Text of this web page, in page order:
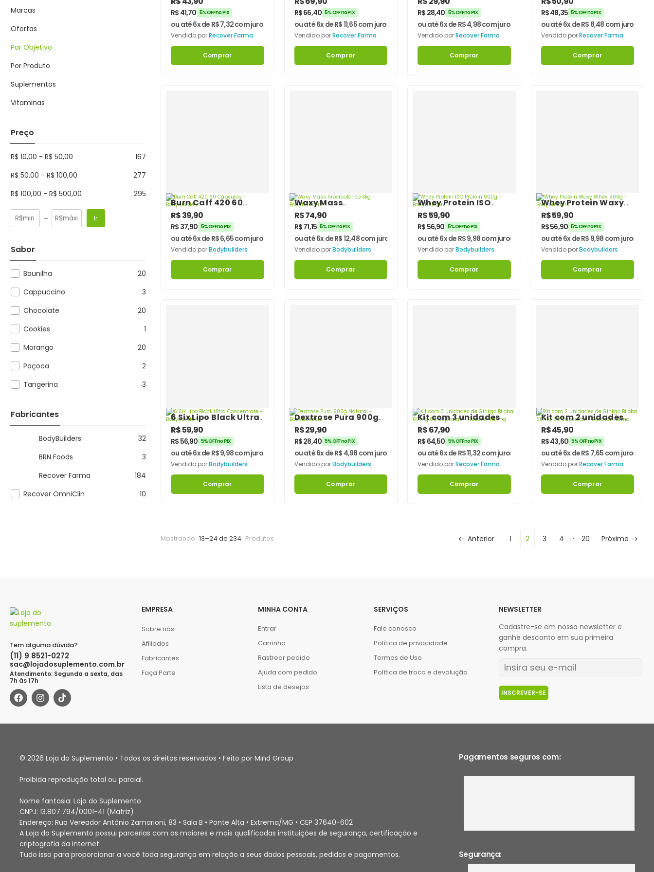
Marcas
Ofertas
Por Objetivo
Por Produto
Suplementos
Vitaminas
Preço
R$ 10,00 - R$ 50,00
167
R$ 50,00 - R$ 100,00
277
R$ 100,00 - R$ 500,00 295
Ir
Sabor
Baunilha
20
Cappuccino
3
Chocolate
20
Cookies
1
Morango
20
Paçoca
2
Tangerina
3
Fabricantes
BodyBuilders
32
BRN Foods
3
Recover Farma
184
Recover OmniClin
10
Recover Farma
R$ 41,70 5% OFF no PIX
ou até 6x de R$7,32com juros
Vendido porRecover Farma
Comprar
Q10 100mg 60
Cápsulas
R$66,40 5% OFF no PIX
ou até 6x deR$11,65com juros
Vendido por Recover Farma
Comprar
mcg) 60 Cápsulas –
Recover Farma
R$ 28,40 5% OFF no PIX
ou até 6x de R$4,98com juros
Vendido porRecover Farma
Comprar
Cromo + 5-HTP 120
Cápsulas – Recover
Farma
R$48,35 5% OFF no PIX
ou até 6x deR$ 8,48 com juros
Vendido por Recover Farma
Comprar
Burn Caff 420 60
Cápsulas –
Bodybuilders
R$39,90
R$ 37,90 5% OFF no PIX
ou até 6x de R$6,65com juros
Vendido porBodybuilders
Comprar
Waxy Mass
Hipercalórico 3kg –
Bodybuilders
R$74,90
R$71,15 5% OFF no PIX
ou até 6x deR$12,48com juros
Vendido por Bodybuilders
Comprar
Whey Protein ISO
Protein 900g –
Bodybuilders
R$59,90
R$ 56,90 5% OFF no PIX
ou até 6x de R$9,98com juros
Vendido porBodybuilders
Comprar
Whey Protein Waxy
Whey 900g –
Bodybuilders
R$59,90
R$56,90 5% OFF no PIX
ou até 6x deR$ 9,98 com juros
Vendido por Bodybuilders
Comprar
6 Six Lipo Black Ultra
Concentrate –
Bodybuilders
R$59,90
R$ 56,90 5% OFF no PIX
ou até 6x de R$9,98com juros
Vendido porBodybuilders
Comprar
Dextrose Pura 900g
Natural –
Bodybuilders
R$29,90
R$28,40 5% OFF no PIX
ou até 6x deR$ 4,98 com juros
Vendido por Bodybuilders
Comprar
Kit com 3 unidades
de Ginkgo Biloba
60mg 60 Cápsulas –
Recover Farma
R$67,90
R$ 64,50 5% OFF no PIX
ou até 6x de R$11,32com juros
Vendido porRecover Farma
Comprar
Kit com 2 unidades
de Ginkgo Biloba
60mg 60 Cápsulas –
Recover Farma
R$45,90
R$43,60 5% OFF no PIX
ou até 6x deR$ 7,65 com juros
Vendido por Recover Farma
Comprar
Mostrando 13–24 de 234 Produtos Anterior 1 2 3 4 … 20 Próximo
Tem alguma dúvida?
(11) 9 8521-0272
sac@lojadosuplemento.com.br
Atendimento: Segunda a sexta, das
7h às 17h
EMPRESA
Sobre nós
Afiliados
Fabricantes
Faça Parte
MINHA CONTA
Entrar
Carrinho
Rastrear pedido
Ajuda com pedido
Lista de desejos
SERVIÇOS
Fale conosco
Política de privacidade
Termos de Uso
Política de troca e devolução
NEWSLETTER
Cadastre-se em nossa newsletter e
ganhe desconto em sua primeira
compra.
INSCREVER-SE
© 2026 Loja do Suplemento • Todos os direitos reservados • Feito por Mind Group
Proibida reprodução total ou parcial.
Nome fantasia: Loja do Suplemento
CNPJ: 13.807.794/0001-41 (Matriz)
Endereço: Rua Vereador Antônio Zamarioni, 83 • Sala B • Ponte Alta • Extrema/MG • CEP 37640-602
A Loja do Suplemento possui parcerias com as maiores e mais qualificadas instituições de segurança, certificação e
criptografia da internet.
Tudo isso para proporcionar a você toda segurança em relação a seus dados pessoais, pedidos e pagamentos.
Pagamentos seguros com:
Segurança: